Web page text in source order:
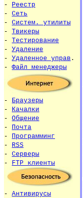
- Реестр
- Сеть
- Систем. утилиты
- Твикеры
- Тестирование
- Удаление
- Удаленное управ .
- Файл менеджеры
- Браузеры
- Качалки
- Общение
- Почта
- Программинг
- RSS
- Серверы
- FTP клиенты
- Антивирусы